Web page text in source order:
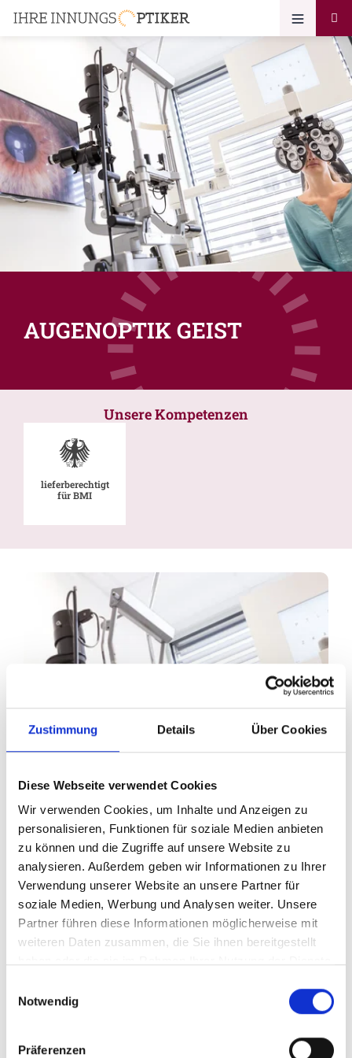
Zustimmung Details Über Cookies
Diese Webseite verwendet Cookies
Wir verwenden Cookies, um Inhalte und Anzeigen zu
personalisieren, Funktionen für soziale Medien anbieten
zu können und die Zugriffe auf unsere Website zu
analysieren. Außerdem geben wir Informationen zu Ihrer
Verwendung unserer Website an unsere Partner für
soziale Medien, Werbung und Analysen weiter. Unsere
Partner führen diese Informationen möglicherweise mit
weiteren Daten zusammen, die Sie ihnen bereitgestellt
Notwendig
Präferenzen
AUGENOPTIK GEIST
Unsere Kompetenzen
lieferberechtigt
für BMI
Ihr Partner für optimales
Sehen in Harrislee
Als erster Ansprechpartner für das gute Sehen sind wir
als Augenoptiker in Harrislee mehr als „nur“ diejenigen,
die sich um die jeweilige optisch, anatomisch und
ästhetisch perfekt auf Ihre individuellen Wünsche und
auch oft die Ersten, die eventuelle Auffälligkeiten am